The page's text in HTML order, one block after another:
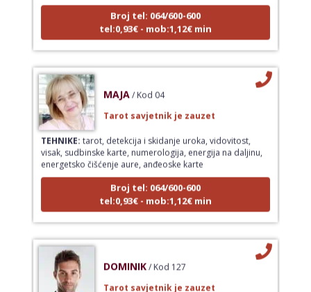
Broj tel: 064/600-600
tel:0,93€ - mob:1,12€ min
TEHNIKE:tarot, detekcija i skidanje uroka, vidovitost,
visak, sudbinske karte, numerologija, energija na daljinu,
energetsko čišćenje aure, anđeoske karte
Broj tel: 064/600-600
tel:0,93€ - mob:1,12€ min